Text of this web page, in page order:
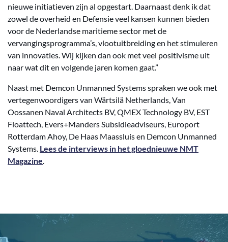
nieuwe initiatieven zijn al opgestart. Daarnaast denk ik dat
zowel de overheid en Defensie veel kansen kunnen bieden
voor de Nederlandse maritieme sector met de
vervangingsprogramma’s, vlootuitbreiding en het stimuleren
van innovaties. Wij kijken dan ook met veel positivisme uit
naar wat dit en volgende jaren komen gaat.”
Naast met Demcon Unmanned Systems spraken we ook met
vertegenwoordigers van Wärtsilä Netherlands, Van
Oossanen Naval Architects BV, QMEX Technology BV, EST
Floattech, Evers+Manders Subsidieadviseurs, Europort
Rotterdam Ahoy, De Haas Maassluis en Demcon Unmanned
Systems. Lees de interviews in het gloednieuwe NMT
Magazine.